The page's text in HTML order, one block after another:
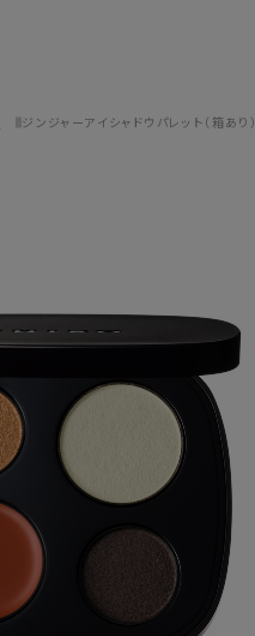
ジンジャーアイシャドウパレット（箱あり）